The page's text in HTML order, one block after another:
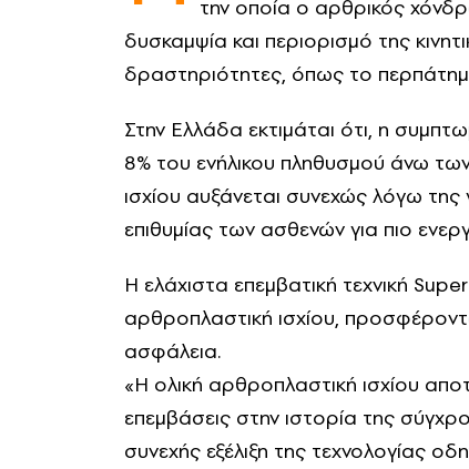
την οποία ο αρθρικός
δυσκαμψία και περιορισμό της
δραστηριότητες, όπως το
Στην Ελλάδα εκτιμάται ότι, η
8% του ενήλικου πληθυσμού άνω
ισχίου αυξάνεται συνεχώς λόγω
επιθυμίας των ασθενών για πιο
Η ελάχιστα επεμβατική τεχνική
αρθροπλαστική ισχίου,
ασφάλεια.
«Η ολική αρθροπλαστική ισχίου
επεμβάσεις στην ιστορία της
συνεχής εξέλιξη της τεχνολογίας